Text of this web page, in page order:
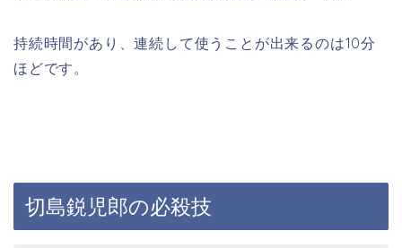
持続時間があり、連続して使うことが出来るのは10分
ほどです。
切島鋭児郎の必殺技